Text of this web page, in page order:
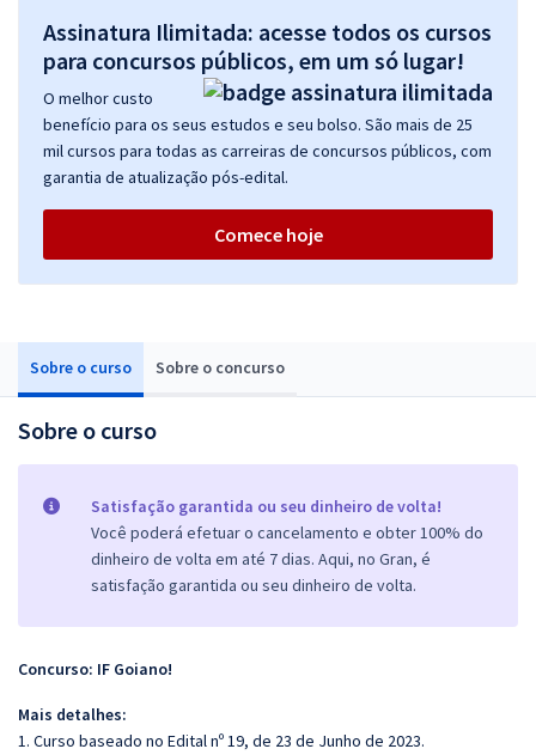
Sobre o curso Sobre o concurso
Sobre o curso
Satisfação garantida ou seu dinheiro de volta!
Você poderá efetuar o cancelamento e obter 100% do
dinheiro de volta em até 7 dias. Aqui, no Gran, é
satisfação garantida ou seu dinheiro de volta.
Concurso: IF Goiano!
Mais detalhes:
1. Curso baseado no Edital nº 19, de 23 de Junho de 2023.
Assinatura Ilimitada: acesse todos os cursos
para concursos públicos, em um só lugar!
O melhor custo
benefício para os seus estudos e seu bolso. São mais de 25
mil cursos para todas as carreiras de concursos públicos, com
garantia de atualização pós-edital.
Comece hoje